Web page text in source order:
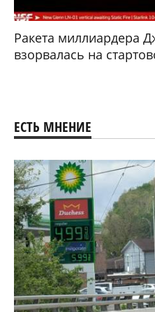
Ракета миллиардера
взорвалась на
ЕСТЬ МНЕНИЕ